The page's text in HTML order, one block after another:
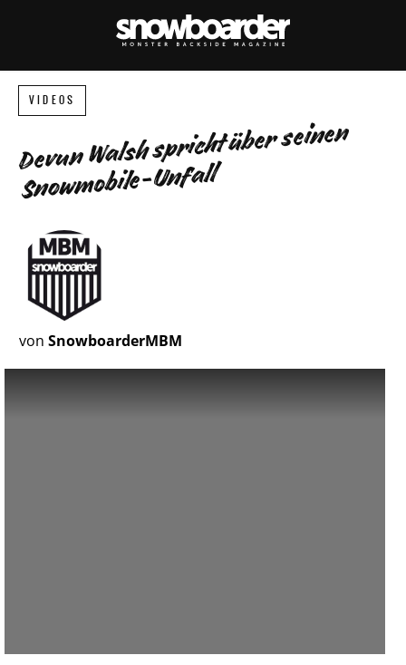
VIDEOS
Devun Walsh spricht über seinen
Snowmobile-Unfall
von SnowboarderMBM